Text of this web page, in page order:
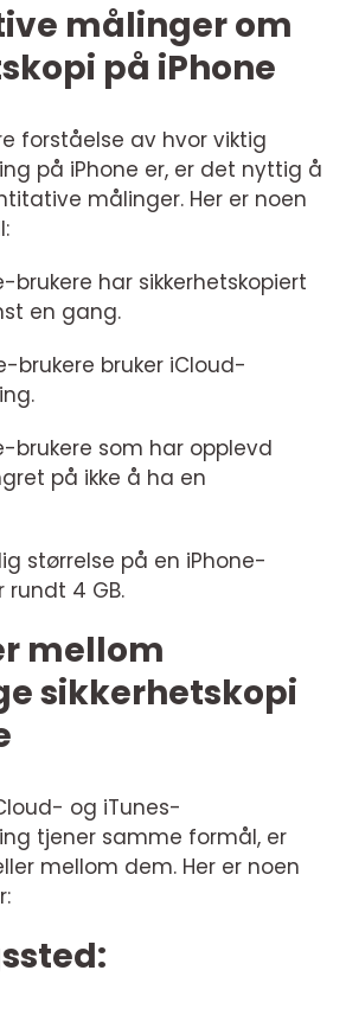
målinger om
på iPhone
forståelse av hvor viktig
på iPhone er, er det nyttig å
målinger. Her er noen
brukere har sikkerhetskopiert
en gang.
brukere bruker iCloud-
brukere som har opplevd
på ikke å ha en
størrelse på en iPhone-
rundt 4 GB.
mellom
sikkerhetskopi
og iTunes-
tjener samme formål, er
mellom dem. Her er noen